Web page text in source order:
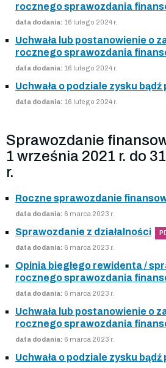
rocznego sprawozdania
data dodania: 16 lutego 2024 r.
Uchwała lub postanowienie o
rocznego sprawozdania
data dodania: 16 lutego 2024 r.
Uchwała o podziale zysku
data dodania: 16 lutego 2024 r.
Sprawozdanie
1 września 2021 r. do
r.
Roczne sprawozdanie
data dodania: 6 marca 2023 r.
Sprawozdanie z działalności
data dodania: 6 marca 2023 r.
Opinia biegłego rewidenta /
rocznego sprawozdania
data dodania: 6 marca 2023 r.
Uchwała lub postanowienie o
rocznego sprawozdania
data dodania: 6 marca 2023 r.
Uchwała o podziale zysku